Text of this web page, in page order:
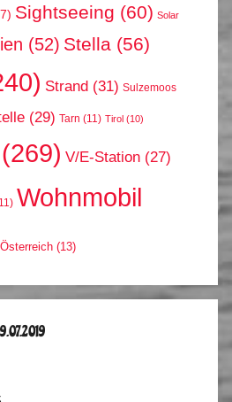
Sightseeing (60) Solar
(52) Stella (56)
Strand (31) Sulzemoos
(29) Tarn (11) Tirol (10)
(269) V/E-Station (27)
Wohnmobil
Österreich (13)